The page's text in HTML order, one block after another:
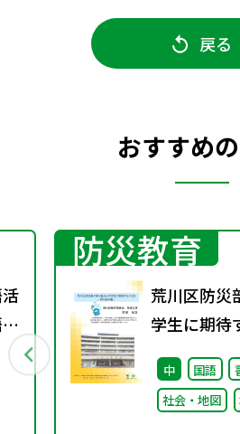
戻る
おすすめ
防災教育
荒川区防災
学生に期
取り組み編
中 国語
社会・地図